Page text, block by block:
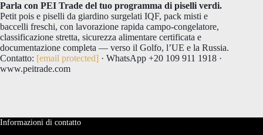
Parla con PEI Trade del tuo programma di piselli verdi.
Petit pois e piselli da giardino surgelati IQF, pack misti e
baccelli freschi, con lavorazione rapida campo-congelatore,
classificazione stretta, sicurezza alimentare certificata e
documentazione completa — verso il Golfo, l’UE e la Russia.
Contatto: [email protected] · WhatsApp +20 109 911 1918 ·
www.peitrade.com
Informazioni di contatto